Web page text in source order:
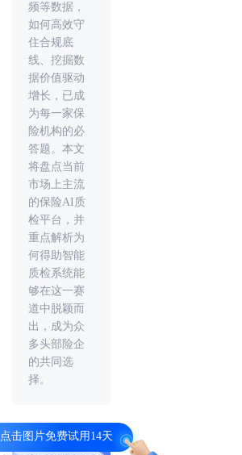
频等数据，
如何高效守
住合规底
线、挖掘数
据价值驱动
增长，已成
为每一家保
险机构的必
答题。本文
将盘点当前
市场上主流
的保险AI质
检平台，并
重点解析为
何得助智能
质检系统能
够在这一赛
道中脱颖而
出，成为众
多头部险企
的共同选
择。
点击图片免费试用14天